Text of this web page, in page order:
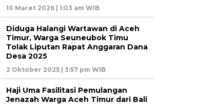
10 Maret 2026 | 1:03 am WIB
Diduga Halangi Wartawan di Aceh
Timur, Warga Seuneubok Timu
Tolak Liputan Rapat Anggaran Dana
Desa 2025
2 Oktober 2025 | 3:57 pm WIB
Haji Uma Fasilitasi Pemulangan
Jenazah Warga Aceh Timur dari Bali